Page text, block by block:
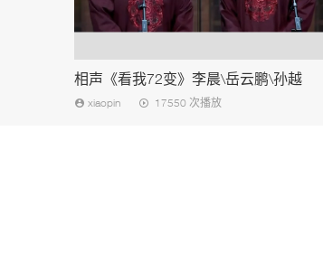
相声《看我72变》李晨\岳云鹏\孙越
xiaopin 17550 次播放